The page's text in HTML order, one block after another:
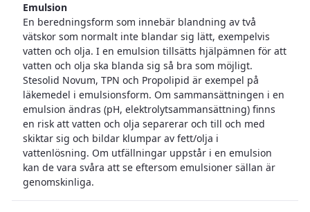
Emulsion
En beredningsform som innebär blandning av två
vätskor som normalt inte blandar sig lätt, exempelvis
vatten och olja. I en emulsion tillsätts hjälpämnen för att
vatten och olja ska blanda sig så bra som möjligt.
Stesolid Novum, TPN och Propolipid är exempel på
läkemedel i emulsionsform. Om sammansättningen i en
emulsion ändras (pH, elektrolytsammansättning) finns
en risk att vatten och olja separerar och till och med
skiktar sig och bildar klumpar av fett/olja i
vattenlösning. Om utfällningar uppstår i en emulsion
kan de vara svåra att se eftersom emulsioner sällan är
genomskinliga.